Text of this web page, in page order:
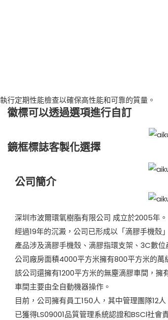
執行定期性能檢查以確保高性能和可靠的質量。
徽標可以透過選項進行自訂
鏡框標誌客製化選擇
公司簡介
深圳市波爾環氧樹脂有限公司 成立於2005年
經過19年的沉澱，公司已形成以「滴膠手機殼
產品涉及滴膠手機殼、滴膠指環支架、3C數位
公司廠房面積4000平方米擁有800平方米的萬
該公司還擁有1200平方米的無塵滴膠車間，
車間主要由全自動機器操作。
目前，公司擁有員工150人，其中管理團隊12
已獲得LS09001品質管理系統認證和BSCl社會